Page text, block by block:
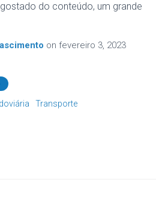
do conteúdo, um grande
on fevereiro 3, 2023
Transporte